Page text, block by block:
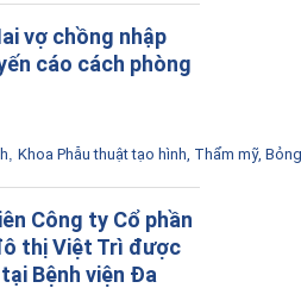
vợ chồng nhập
cáo cách phòng
, Khoa Phẫu thuật tạo hình, Thẩm mỹ, Bỏng
Công ty Cổ phần
thị Việt Trì được
Bệnh viện Đa